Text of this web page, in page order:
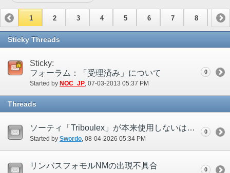
1 2 3 4 5 6 7 8 9
10 11
Sticky Threads
Sticky:
フォーラム：「受理済み」について
Started by NOC_JP‎, 07-03-2013 05:37 PM
0
Threads
ソーティ「Triboulex」が本来使用しないはずの技「ラストラフ」を使用する
Started by Swordo ‎, 08-04-2026 05:34 PM
0
リンバスフォモルNMの出現不具合 0